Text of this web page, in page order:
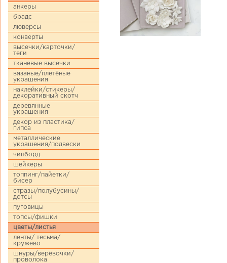
анкеры
брадс
люверсы
конверты
высечки/карточки/
теги
тканевые высечки
вязаные/плетёные
украшения
наклейки/стикеры/
декоративный скотч
деревянные
украшения
декор из пластика/
гипса
металлические
украшения/подвески
чипборд
шейкеры
топпинг/пайетки/
бисер
стразы/полубусины/
дотсы
пуговицы
топсы/фишки
цветы/листья
ленты/ тесьма/
кружево
шнуры/верёвочки/
проволока